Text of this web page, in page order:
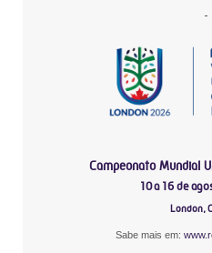
-
Campeonato Mundial
10 a 16 de
London,
Sabe mais em: